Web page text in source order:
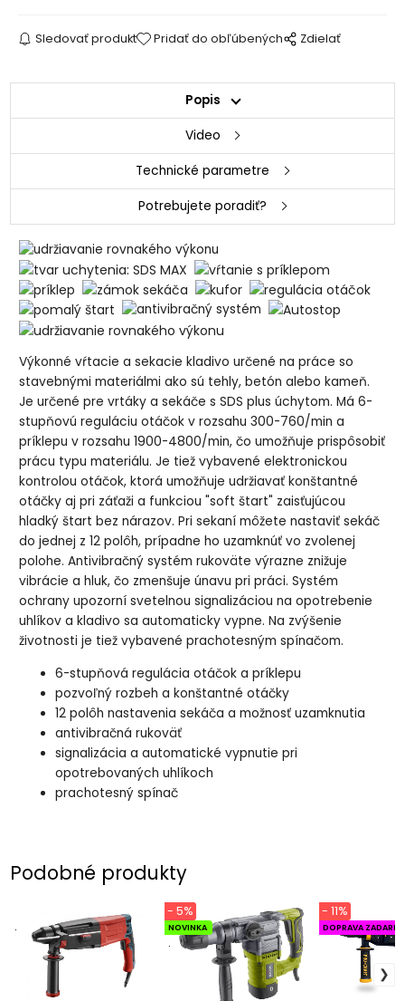
Sledovať produkt Pridať do obľúbených Zdielať
Popis
Video
Technické parametre
Potrebujete poradiť?
Výkonné vŕtacie a sekacie kladivo určené na práce so
stavebnými materiálmi ako sú tehly, betón alebo kameň.
Je určené pre vrtáky a sekáče s SDS plus úchytom. Má 6-
stupňovú reguláciu otáčok v rozsahu 300-760/min a
príklepu v rozsahu 1900-4800/min, čo umožňuje prispôsobiť
prácu typu materiálu. Je tiež vybavené elektronickou
kontrolou otáčok, ktorá umožňuje udržiavať konštantné
otáčky aj pri záťaži a funkciou "soft štart" zaisťujúcou
hladký štart bez nárazov. Pri sekaní môžete nastaviť sekáč
do jednej z 12 polôh, prípadne ho uzamknúť vo zvolenej
polohe. Antivibračný systém rukoväte výrazne znižuje
vibrácie a hluk, čo zmenšuje únavu pri práci. Systém
ochrany upozorní svetelnou signalizáciou na opotrebenie
uhlíkov a kladivo sa automaticky vypne. Na zvýšenie
životnosti je tiež vybavené prachotesným spínačom.
6-stupňová regulácia otáčok a príklepu
pozvoľný rozbeh a konštantné otáčky
12 polôh nastavenia sekáča a možnosť uzamknutia
antivibračná rukoväť
signalizácia a automatické vypnutie pri
opotrebovaných uhlíkoch
prachotesný spínač
Podobné produkty
.
NOVINKA
.
- 5%
DOPRAVA
- 11%